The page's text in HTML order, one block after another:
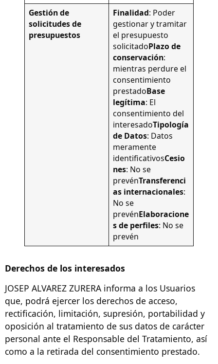
Gestión de
solicitudes de
presupuestos
Finalidad: Poder
gestionar y tramitar
el presupuesto
solicitadoPlazo de
conservación:
mientras perdure el
consentimiento
prestadoBase
legítima: El
consentimiento del
interesadoTipología
de Datos: Datos
meramente
identificativosCesio
nes: No se
prevénTransferenci
as internacionales:
No se
prevénElaboracione
s de perfiles: No se
prevén
Derechos de los interesados
JOSEP ALVAREZ ZURERA informa a los Usuarios
que, podrá ejercer los derechos de acceso,
rectificación, limitación, supresión, portabilidad y
oposición al tratamiento de sus datos de carácter
personal ante el Responsable del Tratamiento, así
como a la retirada del consentimiento prestado.